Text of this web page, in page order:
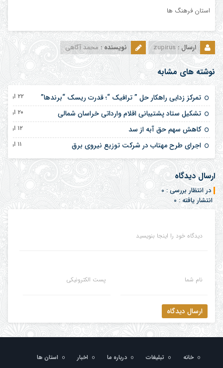
استان فرهنگ ها
ارسال :zupirus نویسنده : محمد آگاهی
نوشته های مشابه
تمرکز زدایی راهکار حل ” ترافیک “؛ قدرت ریسک “برندها” ۲۲ اردیبهشت ۱۴۰۵
تشکیل ستاد پشتیبانی اقلام وارداتی خراسان شمالی ۲۰ اردیبهشت ۱۴۰۵
کاهش سهم حق آبه از سد ۱۲ اردیبهشت ۱۴۰۵
اجرای طرح مهتاب در شرکت توزیع نیروی برق ۱۱ اردیبهشت ۱۴۰۵
ارسال دیدگاه
در انتظار بررسی : 0
انتشار یافته : 0
دیدگاه خود را اینجا بنویسید
نام شما پست الکترونیکی
ارسال دیدگاه
خانه تبلیغات درباره ما اخبار استان ها